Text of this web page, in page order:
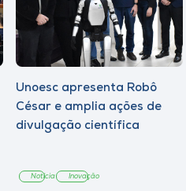
Unoesc apresenta Robô
César e amplia ações de
divulgação científica
Notícia Inovação